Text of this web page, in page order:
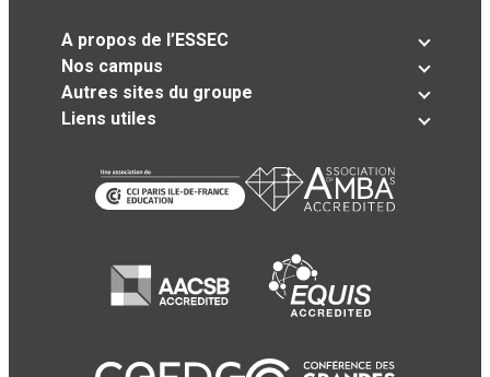
A propos de l’ESSEC
Nos campus
Autres sites du groupe
Liens utiles